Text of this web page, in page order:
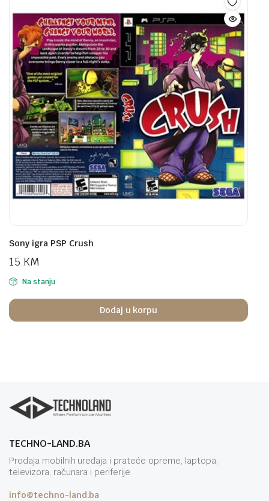
Sony igra PSP Crush
15 KM
Na stanju
Dodaj u korpu
TECHNO-LAND.BA
Prodaja mobilnih uređaja i prateće opreme, laptopa,
televizora, računara i periferije.
info@techno-land.ba